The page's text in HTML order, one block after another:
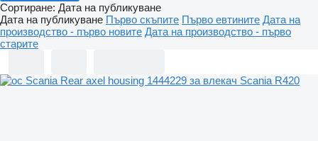
Сортиране: Дата на публикуване
Дата на публикуване Първо скъпите Първо евтините Дата на
производство - първо новите Дата на производство - първо
старите